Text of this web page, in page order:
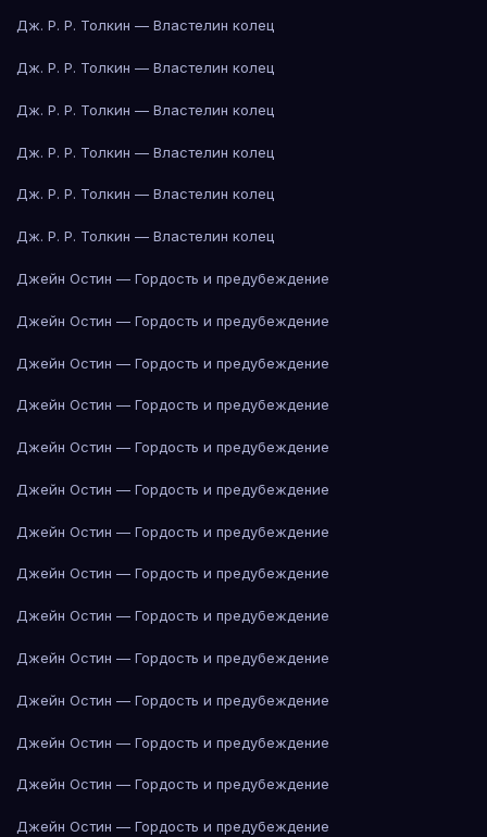
Дж. Р. Р. Толкин — Властелин колец
Дж. Р. Р. Толкин — Властелин колец
Дж. Р. Р. Толкин — Властелин колец
Дж. Р. Р. Толкин — Властелин колец
Дж. Р. Р. Толкин — Властелин колец
Дж. Р. Р. Толкин — Властелин колец
Джейн Остин — Гордость и предубеждение
Джейн Остин — Гордость и предубеждение
Джейн Остин — Гордость и предубеждение
Джейн Остин — Гордость и предубеждение
Джейн Остин — Гордость и предубеждение
Джейн Остин — Гордость и предубеждение
Джейн Остин — Гордость и предубеждение
Джейн Остин — Гордость и предубеждение
Джейн Остин — Гордость и предубеждение
Джейн Остин — Гордость и предубеждение
Джейн Остин — Гордость и предубеждение
Джейн Остин — Гордость и предубеждение
Джейн Остин — Гордость и предубеждение
Джейн Остин — Гордость и предубеждение